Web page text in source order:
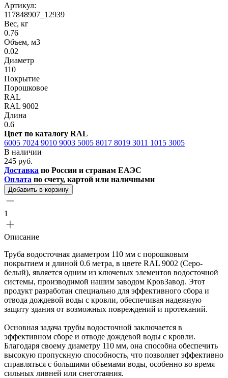
Артикул:
117848907_12939
Вес, кг
0.76
Объем, м3
0.02
Диаметр
110
Покрытие
Порошковое
RAL
RAL 9002
Длина
0.6
Цвет по каталогу RAL
6005 7024 9010 9003 5005 8017 8019 3011 1015 3005
В наличии
245 руб.
Доставка по России и странам ЕАЭС
Оплата по счету, картой или наличными
Добавить в корзину
1
Описание
Труба водосточная диаметром 110 мм с порошковым
покрытием и длиной 0.6 метра, в цвете RAL 9002 (Серо-
белый), является одним из ключевых элементов водосточной
системы, производимой нашим заводом КровЗавод. Этот
продукт разработан специально для эффективного сбора и
отвода дождевой воды с кровли, обеспечивая надежную
защиту здания от возможных повреждений и протеканий.
Основная задача трубы водосточной заключается в
эффективном сборе и отводе дождевой воды с кровли.
Благодаря своему диаметру 110 мм, она способна обеспечить
высокую пропускную способность, что позволяет эффективно
справляться с большими объемами воды, особенно во время
сильных ливней или снеготаяния.